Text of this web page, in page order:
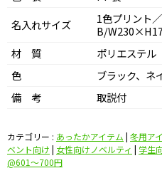
名入れサイズ
1色プリント
B/
材 質
ポリエステ
色
ブラック、ネ
備 考
取説付 ［
カテゴリー : あったかアイテム | 冬用ア
ベント向け | 女性向けノベルティ | 学生
@601〜700円